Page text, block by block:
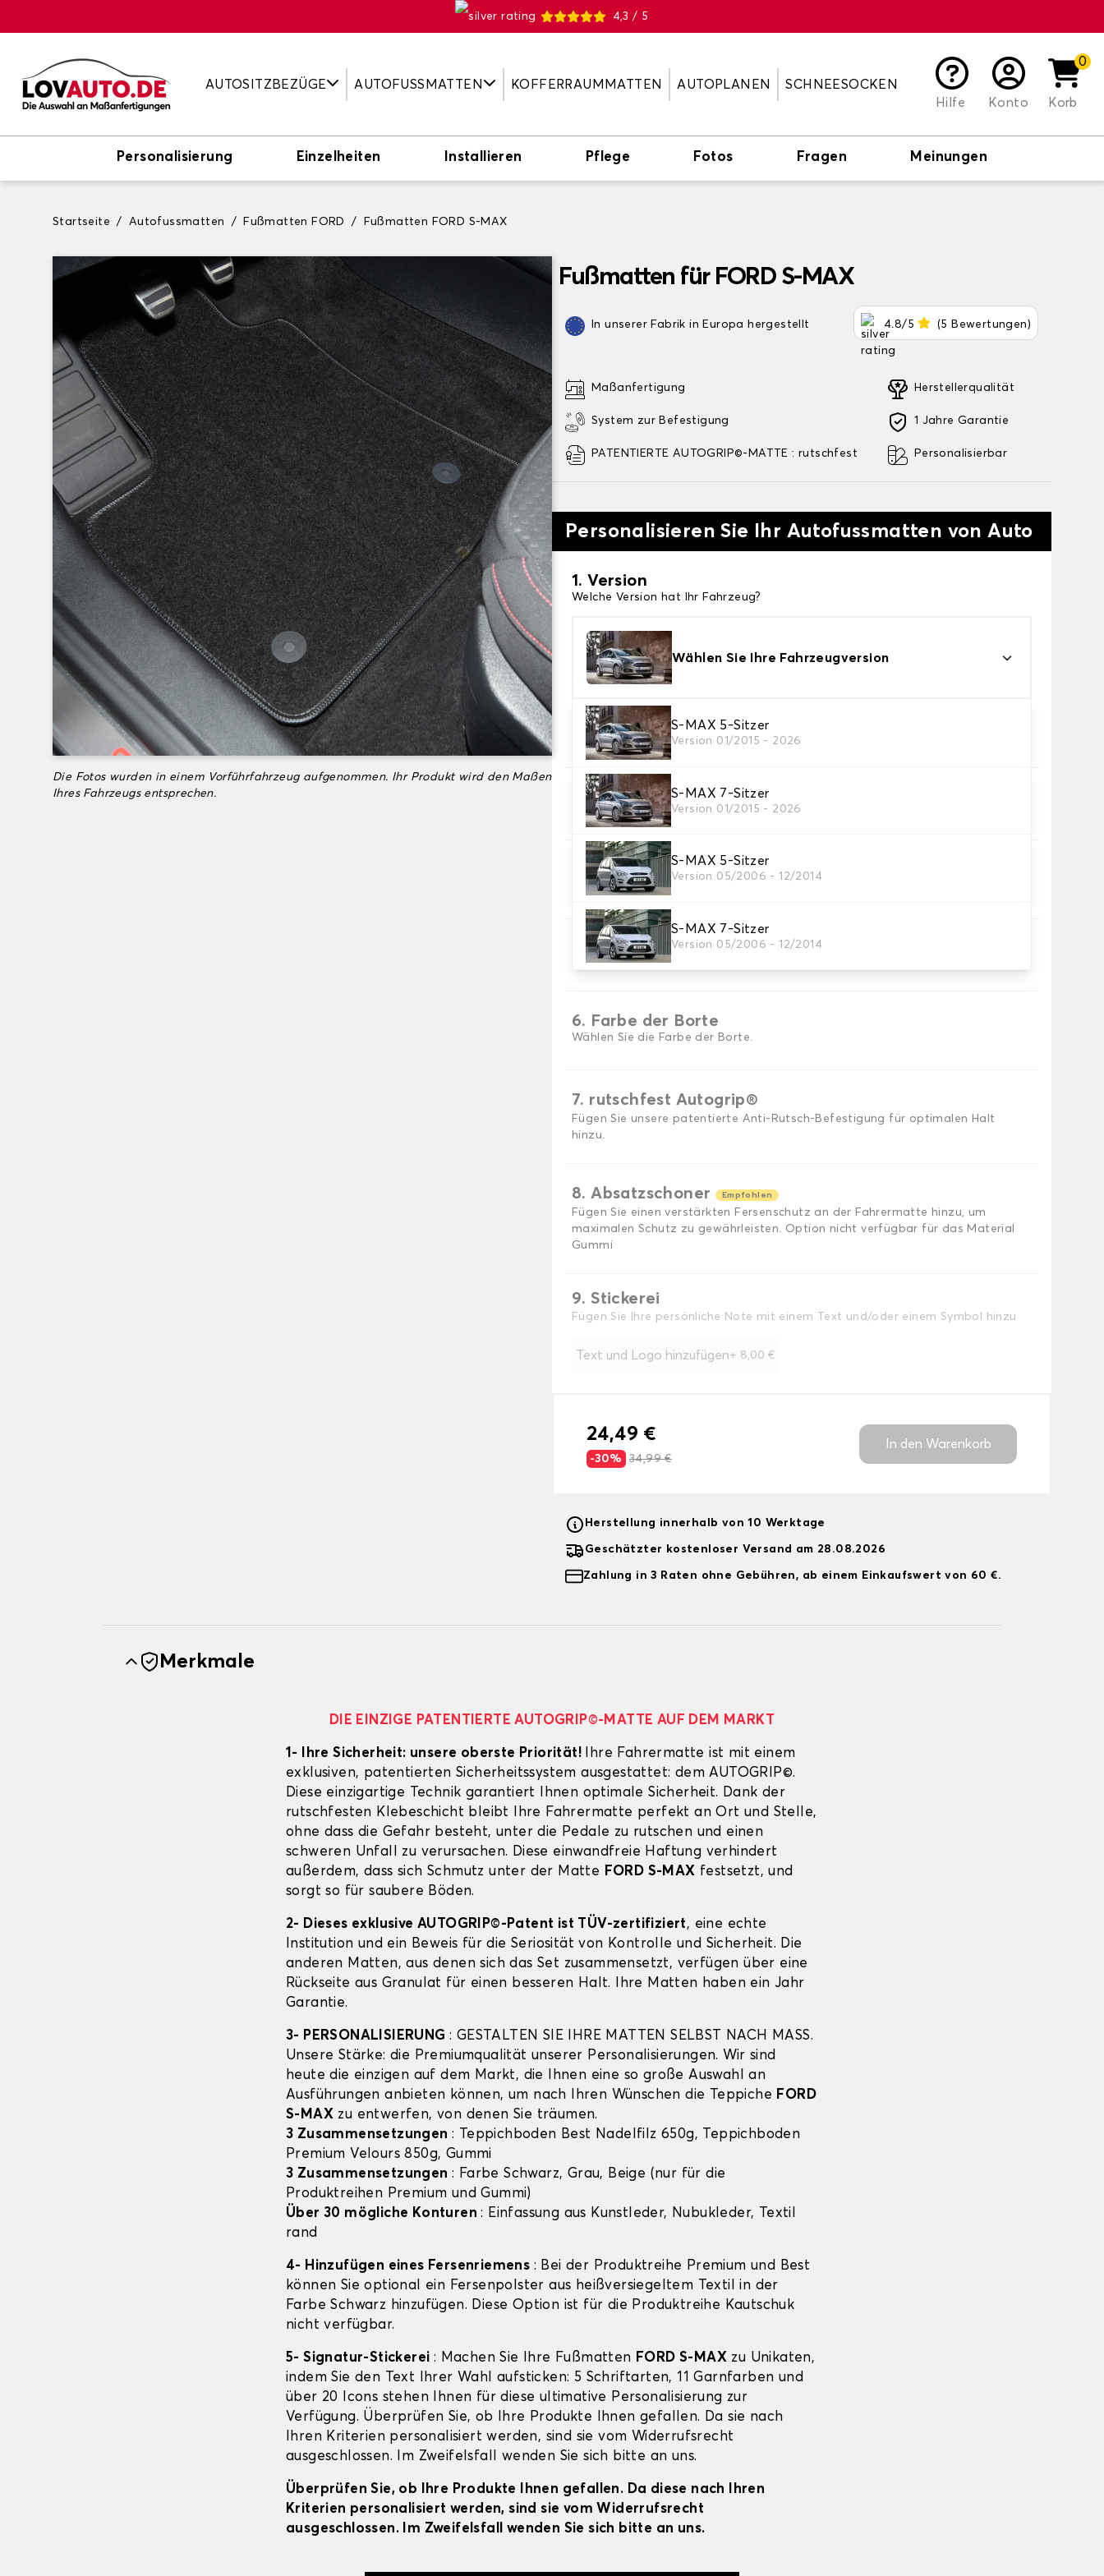
4,3 / 5
AUTOSITZBEZÜGE AUTOFUSSMATTEN KOFFERRAUMMATTEN AUTOPLANEN
SCHNEESOCKEN
Hilfe
Konto
0
Korb
Personalisierung Einzelheiten Installieren Pflege Fotos Fragen Meinungen
Startseite Autofussmatten Fußmatten FORD Fußmatten FORD S-MAX
Die Fotos wurden in einem Vorführfahrzeug aufgenommen. Ihr Produkt wird den Maßen
Ihres Fahrzeugs entsprechen.
Fußmatten für FORD S-MAX
In unserer Fabrik in Europa hergestellt 4.8/5 (5 Bewertungen)
Maßanfertigung
System zur Befestigung
PATENTIERTE AUTOGRIP©-MATTE : rutschfest
Herstellerqualität
1 Jahre Garantie
Personalisierbar
Personalisieren Sie Ihr Autofussmatten von Auto
1. Version
Welche Version hat Ihr Fahrzeug?
Wählen Sie Ihre Fahrzeugversion
S-MAX 5-Sitzer
Version 01/2015 - 2026
S-MAX 7-Sitzer
Version 01/2015 - 2026
S-MAX 5-Sitzer
Version 05/2006 - 12/2014
S-MAX 7-Sitzer
Version 05/2006 - 12/2014
2. Material
Wählen Sie das Material Ihres Autofussmatten
3. Set-Auswahl
Wählen Sie die Anzahl der Automatten, die Sie benötigen.
4. Teppichfarbe
Wählen Sie die Farbe Ihres Teppichs Auto.
5. Material der Borte.
Wählen Sie das Material der Borte.
6. Farbe der Borte
Wählen Sie die Farbe der Borte.
7. rutschfest Autogrip®
Fügen Sie unsere patentierte Anti-Rutsch-Befestigung für optimalen Halt
hinzu.
8. Absatzschoner Empfohlen
Fügen Sie einen verstärkten Fersenschutz an der Fahrermatte hinzu, um
maximalen Schutz zu gewährleisten. Option nicht verfügbar für das Material
Gummi
9. Stickerei
Fügen Sie Ihre persönliche Note mit einem Text und/oder einem Symbol hinzu
Text und Logo hinzufügen+ 8,00 €
24,49 €
-30% 34,99 €
In den Warenkorb
Herstellung innerhalb von 10 Werktage
Geschätzter kostenloser Versand am 28.08.2026
Zahlung in 3 Raten ohne Gebühren, ab einem Einkaufswert von 60 €.
Merkmale
DIE EINZIGE PATENTIERTE AUTOGRIP©-MATTE AUF DEM MARKT
1- Ihre Sicherheit: unsere oberste Priorität! Ihre Fahrermatte ist mit einem
exklusiven, patentierten Sicherheitssystem ausgestattet: dem AUTOGRIP©.
Diese einzigartige Technik garantiert Ihnen optimale Sicherheit. Dank der
rutschfesten Klebeschicht bleibt Ihre Fahrermatte perfekt an Ort und Stelle,
ohne dass die Gefahr besteht, unter die Pedale zu rutschen und einen
schweren Unfall zu verursachen. Diese einwandfreie Haftung verhindert
außerdem, dass sich Schmutz unter der Matte FORD S-MAX festsetzt, und
sorgt so für saubere Böden.
2- Dieses exklusive AUTOGRIP©-Patent ist TÜV-zertifiziert, eine echte
Institution und ein Beweis für die Seriosität von Kontrolle und Sicherheit. Die
anderen Matten, aus denen sich das Set zusammensetzt, verfügen über eine
Rückseite aus Granulat für einen besseren Halt. Ihre Matten haben ein Jahr
Garantie.
3- PERSONALISIERUNG : GESTALTEN SIE IHRE MATTEN SELBST NACH MASS.
Unsere Stärke: die Premiumqualität unserer Personalisierungen. Wir sind
heute die einzigen auf dem Markt, die Ihnen eine so große Auswahl an
Ausführungen anbieten können, um nach Ihren Wünschen die Teppiche FORD
S-MAX zu entwerfen, von denen Sie träumen.
3 Zusammensetzungen : Teppichboden Best Nadelfilz 650g, Teppichboden
Premium Velours 850g, Gummi
3 Zusammensetzungen : Farbe Schwarz, Grau, Beige (nur für die
Produktreihen Premium und Gummi)
Über 30 mögliche Konturen: Einfassung aus Kunstleder, Nubukleder, Textil
rand
4- Hinzufügen eines Fersenriemens : Bei der Produktreihe Premium und Best
können Sie optional ein Fersenpolster aus heißversiegeltem Textil in der
Farbe Schwarz hinzufügen. Diese Option ist für die Produktreihe Kautschuk
nicht verfügbar.
5- Signatur-Stickerei : Machen Sie Ihre Fußmatten FORD S-MAX zu Unikaten,
indem Sie den Text Ihrer Wahl aufsticken: 5 Schriftarten, 11 Garnfarben und
über 20 Icons stehen Ihnen für diese ultimative Personalisierung zur
Verfügung. Überprüfen Sie, ob Ihre Produkte Ihnen gefallen. Da sie nach
Ihren Kriterien personalisiert werden, sind sie vom Widerrufsrecht
ausgeschlossen. Im Zweifelsfall wenden Sie sich bitte an uns.
Überprüfen Sie, ob Ihre Produkte Ihnen gefallen. Da diese nach Ihren
Kriterien personalisiert werden, sind sie vom Widerrufsrecht
ausgeschlossen. Im Zweifelsfall wenden Sie sich bitte an uns.